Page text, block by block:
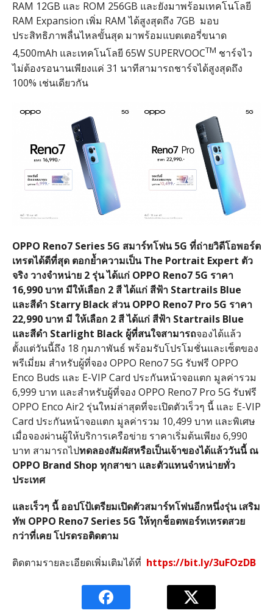
RAM 12GB และ ROM 256GB และยังมาพร้อมเทคโนโลยี
RAM Expansion เพิ่ม RAM ได้สูงสุดถึง 7GB มอบ
ประสิทธิภาพลื่นไหลขั้นสุด มาพร้อมแบตเตอรี่ขนาด
4,500mAh และเทคโนโลยี 65W SUPERVOOCTM ชาร์จไว
ไม่ต้องรอนานเพียงแค่ 31 นาทีสามารถชาร์จได้สูงสุดถึง
100% เช่นเดียวกัน
OPPO Reno7 Series 5G สมาร์ทโฟน 5G ที่ถ่ายวิดีโอพอร์ต
เทรตได้ดีที่สุด ตอกย้ำความเป็น The Portrait Expert ตัว
จริง วางจำหน่าย 2 รุ่น ได้แก่ OPPO Reno7 5G ราคา
16,990 บาท มีให้เลือก 2 สี ได้แก่ สีฟ้า Startrails Blue
และสีดำ Starry Black ส่วน OPPO Reno7 Pro 5G ราคา
22,990 บาท มี ให้เลือก 2 สี ได้แก่ สีฟ้า Startrails Blue
และสีดำ Starlight Black ผู้ที่สนใจสามารถจองได้แล้ว
ตั้งแต่วันนี้ถึง 18 กุมภาพันธ์ พร้อมรับโปรโมชั่นและเซ็ตของ
พรีเมี่ยม สำหรับผู้ที่จอง OPPO Reno7 5G รับฟรี OPPO
Enco Buds และ E-VIP Card ประกันหน้าจอแตก มูลค่ารวม
6,999 บาท และสำหรับผู้ที่จอง OPPO Reno7 Pro 5G รับฟรี
OPPO Enco Air2 รุ่นใหม่ล่าสุดที่จะเปิดตัวเร็วๆ นี้ และ E-VIP
Card ประกันหน้าจอแตก มูลค่ารวม 10,499 บาท และพิเศษ
เมื่อจองผ่านผู้ให้บริการเครือข่าย ราคาเริ่มต้นเพียง 6,990
บาท สามารถไปทดลองสัมผัสหรือเป็นเจ้าของได้แล้ววันนี้ ณ
OPPO Brand Shop ทุกสาขา และตัวแทนจำหน่ายทั่ว
ประเทศ
และเร็วๆ นี้ ออปโป้เตรียมเปิดตัวสมาร์ทโฟนอีกหนึ่งรุ่น เสริม
ทัพ OPPO Reno7 Series 5G ให้ทุกช็อตพอร์ทเทรตสวย
กว่าที่เคย โปรดรอติดตาม
ติดตามรายละเอียดเพิ่มเติมได้ที่ https://bit.ly/3uFOzDB